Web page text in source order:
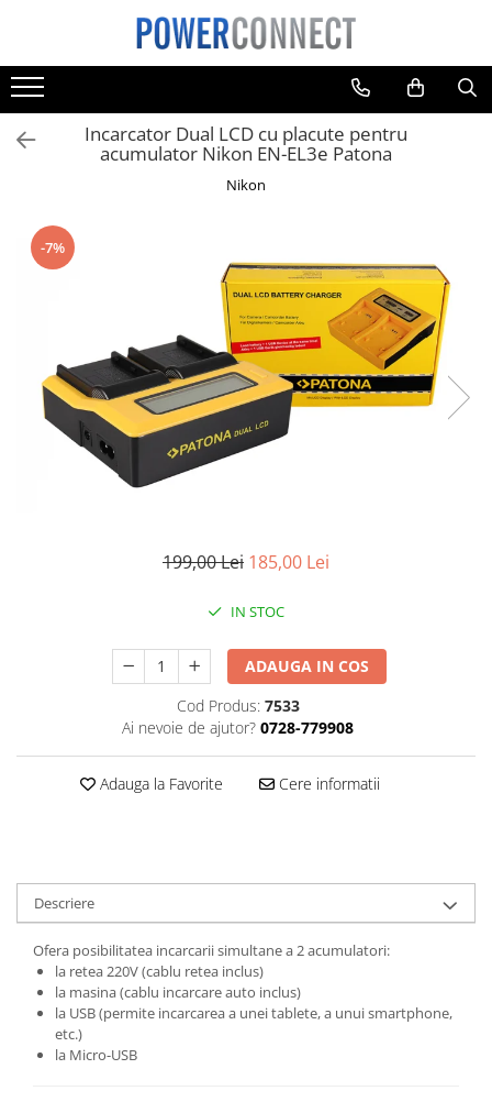
Toate Produsele
Sisteme filtrare apa
Sisteme filtrare apa
Aparate foto
Diverse
Adaptoare
Boxe portabile
Camere video
tableta
Telefoane mobile
Produse de bucatarie kjøk
Accesorii kjøk
Cutite kjøk
Pachete Promo
Incarcator Dual LCD cu placute pentru
acumulator Nikon EN-EL3e Patona
Nikon
-7%
199,00 Lei 185,00 Lei
IN STOC
ADAUGA IN COS
Cod Produs: 7533
Ai nevoie de ajutor? 0728-779908
Adauga la Favorite Cere informatii
Descriere
Ofera posibilitatea incarcarii simultane a 2 acumulatori:
la retea 220V (cablu retea inclus)
la masina (cablu incarcare auto inclus)
la USB (permite incarcarea a unei tablete, a unui smartphone,
etc.)
la Micro-USB